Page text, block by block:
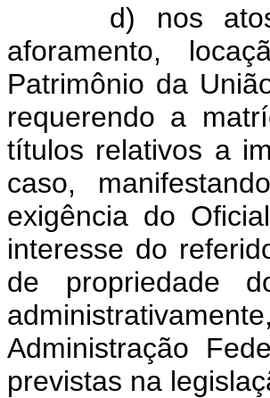
d) nos
aforamento,
Patrimônio da
requerendo a
títulos relativos a
caso,
exigência do
interesse do
de propriedade
Administração
previstas na